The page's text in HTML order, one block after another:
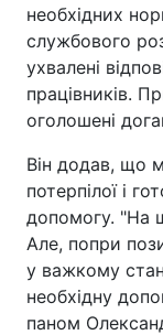
необхідних
службового
ухвалені
працівників.
оголошені
Він додав, що
потерпілої і
допомогу. "На
Але, попри
у важкому
необхідну
паном